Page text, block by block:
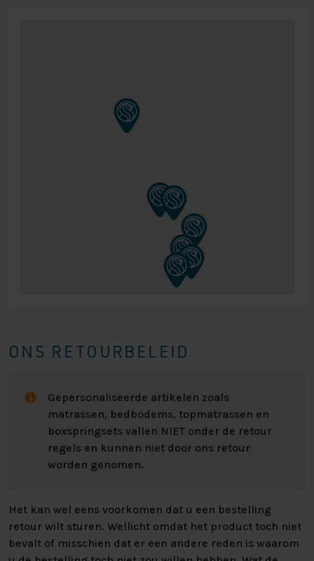
ONS RETOURBELEID
Gepersonaliseerde artikelen zoals
matrassen, bedbodems, topmatrassen en
boxspringsets vallen NIET onder de retour
regels en kunnen niet door ons retour
worden genomen.
Het kan wel eens voorkomen dat u een bestelling
retour wilt sturen. Wellicht omdat het product toch niet
bevalt of misschien dat er een andere reden is waarom